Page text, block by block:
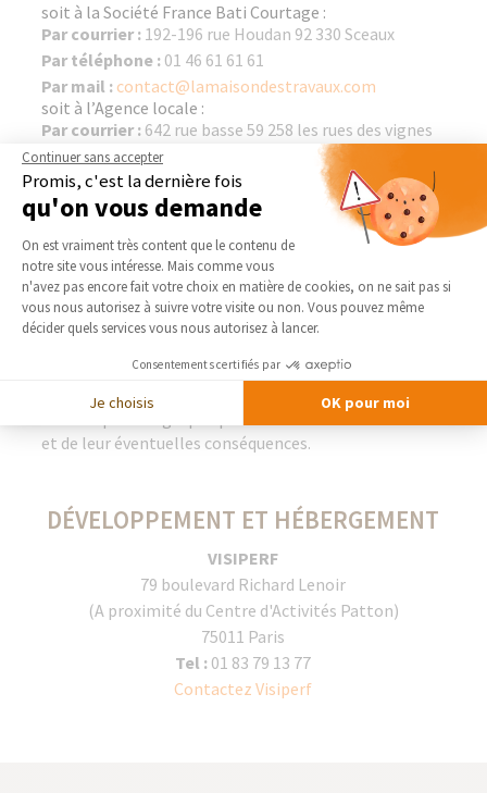
soit à la Société France Bati Courtage :
Par courrier : 192-196 rue Houdan 92 330 Sceaux
Par téléphone : 01 46 61 61 61
Par mail : contact@lamaisondestravaux.com
soit à l’Agence locale :
Par courrier : 642 rue basse 59 258 les rues des vignes
Par téléphone :06 65 53 20 55
Par mail :
matthieu.forgeois@lamaisondestravaux.com
LIENS
Les liens proposés vers d'autres sites sont
la responsabilité de la Société France Bati Courtage,
tant en ce qui concerne les contenus et les conditions
et de leur éventuelles conséquences.
DÉVELOPPEMENT ET HÉBERGEMENT
VISIPERF
79 boulevard Richard Lenoir
(A proximité du Centre d'Activités Patton)
75011 Paris
Tel : 01 83 79 13 77
Contactez Visiperf
Continuer sans accepter
Promis, c'est la dernière fois
qu'on vous demande
Plateforme de Gestion du
On est vraiment très content que le contenu de
notre site vous intéresse. Mais comme vous
n'avez pas encore fait votre choix en matière de cookies, on ne sait pas si
vous nous autorisez à suivre votre visite ou non. Vous pouvez même
décider quels services vous nous autorisez à lancer.
Consentements certifiés par
Je choisis OK pour moi
Axeptio consent